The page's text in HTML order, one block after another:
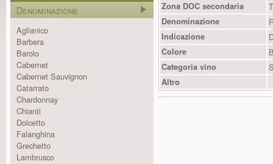
Denominazione
Aglianico
Barbera
Barolo
Cabernet
Cabernet Sauvignon
Catarrato
Chardonnay
Chianti
Dolcetto
Falanghina
Grechetto
Lambrusco
Zona DOC secondaria
Denominazione
Indicazione
Colore
Categoria vino
Altro